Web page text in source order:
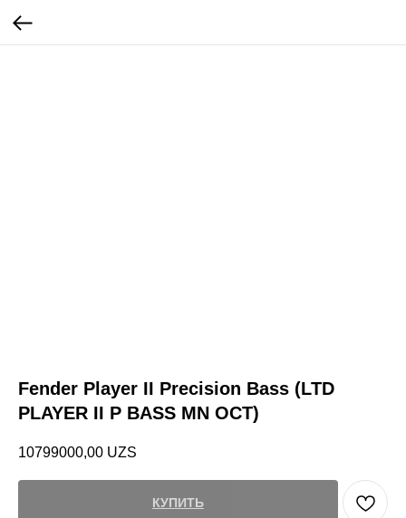
Fender Player II Precision Bass (LTD
PLAYER II P BASS MN OCT)
10799000,00 UZS
КУПИТЬ